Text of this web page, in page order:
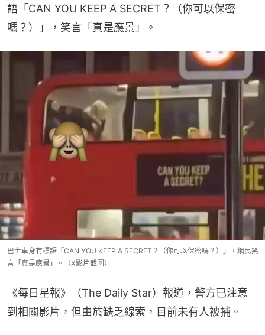
語「CAN YOU KEEP A SECRET？（你可以保密
嗎？）」，笑言「真是應景」。
巴士車身有標語「CAN YOU KEEP A SECRET？（你可以保密嗎？）」，網民笑
言「真是應景」。（X影片截圖）
《每日星報》（The Daily Star）報道，警方已注意
到相關影片，但由於缺乏線索，目前未有人被捕。